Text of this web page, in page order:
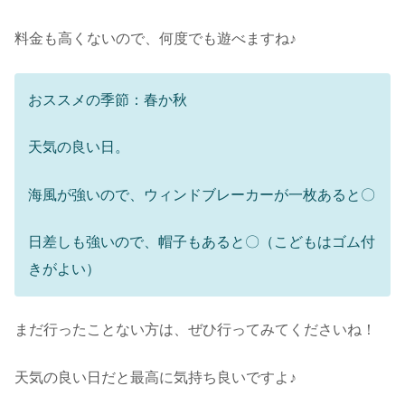
料金も高くないので、何度でも遊べますね♪
おススメの季節：春か秋
天気の良い日。
海風が強いので、ウィンドブレーカーが一枚あると〇
日差しも強いので、帽子もあると〇（こどもはゴム付
きがよい）
まだ行ったことない方は、ぜひ行ってみてくださいね！
天気の良い日だと最高に気持ち良いですよ♪